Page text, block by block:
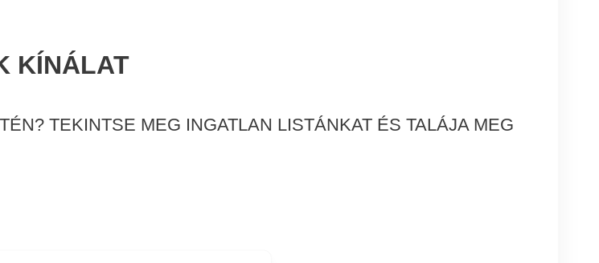
KÍNÁLAT
TEKINTSE MEG INGATLAN LISTÁNKAT ÉS TALÁJA MEG